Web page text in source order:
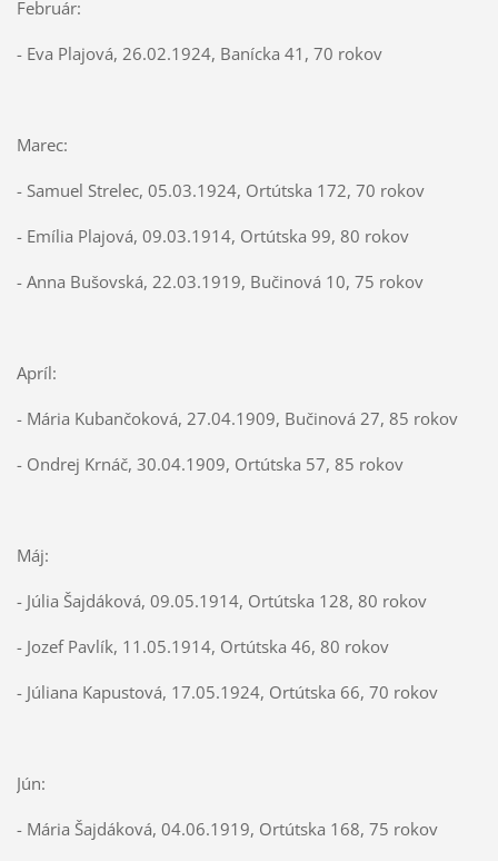
Február:
- Eva Plajová, 26.02.1924, Banícka 41, 70 rokov
Marec:
- Samuel Strelec, 05.03.1924, Ortútska 172, 70 rokov
- Emília Plajová, 09.03.1914, Ortútska 99, 80 rokov
- Anna Bušovská, 22.03.1919, Bučinová 10, 75 rokov
Apríl:
- Mária Kubančoková, 27.04.1909, Bučinová 27, 85 rokov
- Ondrej Krnáč, 30.04.1909, Ortútska 57, 85 rokov
Máj:
- Júlia Šajdáková, 09.05.1914, Ortútska 128, 80 rokov
- Jozef Pavlík, 11.05.1914, Ortútska 46, 80 rokov
- Júliana Kapustová, 17.05.1924, Ortútska 66, 70 rokov
Jún:
- Mária Šajdáková, 04.06.1919, Ortútska 168, 75 rokov